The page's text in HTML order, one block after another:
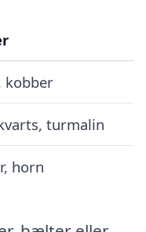
kobber
turmalin
horn